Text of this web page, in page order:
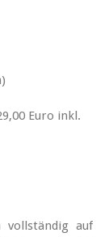
Euro inkl.
vollständig auf